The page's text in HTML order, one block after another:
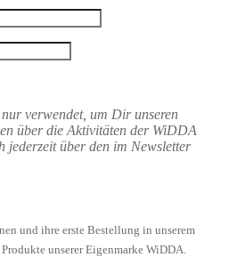
verwendet, um Dir unseren
über die Aktivitäten der WiDDA
jederzeit über den im Newsletter
und ihre erste Bestellung in unserem
unserer Eigenmarke WiDDA.